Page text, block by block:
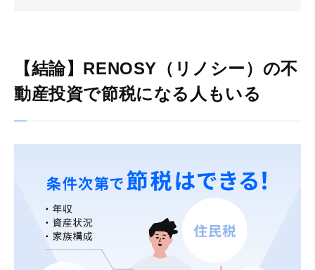
【結論】RENOSY（リノシー）の不
動産投資で節税になる人もいる